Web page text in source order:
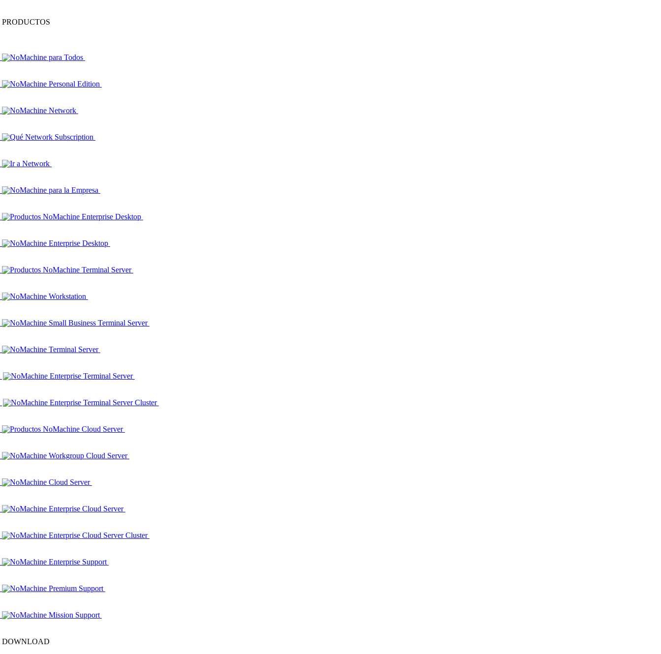
PRODUCTOS
NoMachine para Todos
NoMachine Personal Edition
NoMachine Network
Qué Network Subscription
Ir a Network
NoMachine para la Empresa
Productos NoMachine Enterprise Desktop
NoMachine Enterprise Desktop
Productos NoMachine Terminal Server
NoMachine Workstation
NoMachine Small Business Terminal Server
NoMachine Terminal Server
NoMachine Enterprise Terminal Server
NoMachine Enterprise Terminal Server Cluster
Productos NoMachine Cloud Server
NoMachine Workgroup Cloud Server
NoMachine Cloud Server
NoMachine Enterprise Cloud Server
NoMachine Enterprise Cloud Server Cluster
NoMachine Enterprise Support
NoMachine Premium Support
NoMachine Mission Support
DOWNLOAD